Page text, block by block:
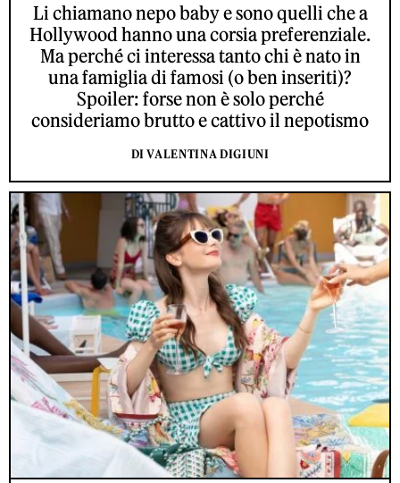
Li chiamano nepo baby e sono quelli che a
Hollywood hanno una corsia preferenziale.
Ma perché ci interessa tanto chi è nato in
una famiglia di famosi (o ben inseriti)?
Spoiler: forse non è solo perché
consideriamo brutto e cattivo il nepotismo
DI VALENTINA DIGIUNI